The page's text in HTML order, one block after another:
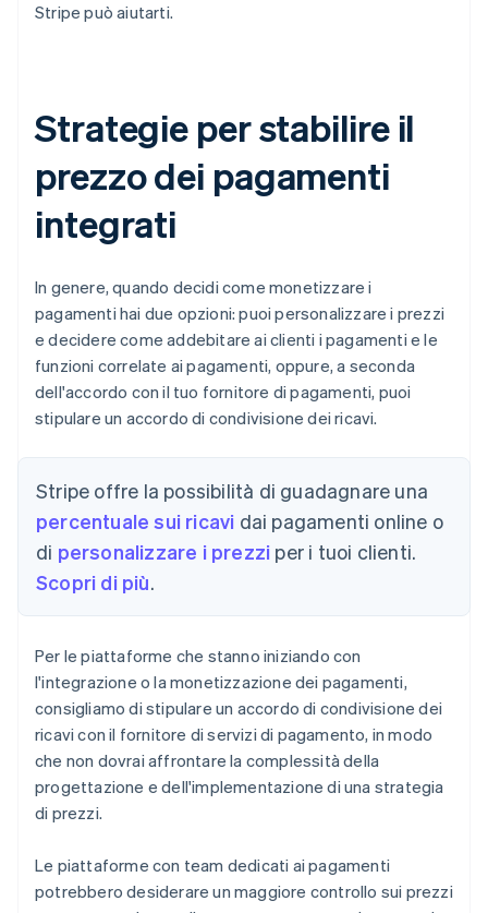
Stripe può aiutarti.
Strategie per stabilire il
prezzo dei pagamenti
integrati
In genere, quando decidi come monetizzare i
pagamenti hai due opzioni: puoi personalizzare i prezzi
e decidere come addebitare ai clienti i pagamenti e le
funzioni correlate ai pagamenti, oppure, a seconda
dell'accordo con il tuo fornitore di pagamenti, puoi
stipulare un accordo di condivisione dei ricavi.
Stripe offre la possibilità di guadagnare una
percentuale sui ricavi dai pagamenti online o
di personalizzare i prezzi per i tuoi clienti.
Scopri di più.
Per le piattaforme che stanno iniziando con
l'integrazione o la monetizzazione dei pagamenti,
consigliamo di stipulare un accordo di condivisione dei
ricavi con il fornitore di servizi di pagamento, in modo
che non dovrai affrontare la complessità della
progettazione e dell'implementazione di una strategia
di prezzi.
Le piattaforme con team dedicati ai pagamenti
potrebbero desiderare un maggiore controllo sui prezzi